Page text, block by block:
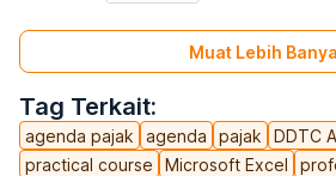
Tag Terkait:
agenda pajak agenda pajak
DDTC
practical course
Microsoft Excel
Muat Lebih